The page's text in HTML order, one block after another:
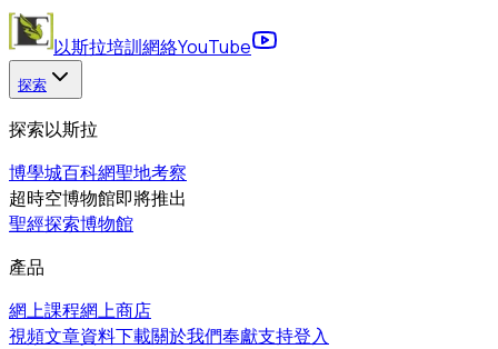
以斯拉培訓網絡YouTube
探索
探索以斯拉
博學城百科網聖地考察
超時空博物館即將推出
聖經探索博物館
產品
網上課程網上商店
視頻文章資料下載關於我們奉獻支持登入